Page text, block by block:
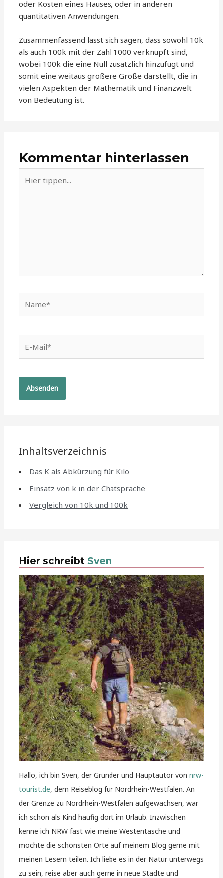
oder Kosten eines Hauses, oder in anderen
quantitativen Anwendungen.
Zusammenfassend lässt sich sagen, dass sowohl 10k
als auch 100k mit der Zahl 1000 verknüpft sind,
wobei 100k die eine Null zusätzlich hinzufügt und
somit eine weitaus größere Größe darstellt, die in
vielen Aspekten der Mathematik und Finanzwelt
von Bedeutung ist.
Kommentar hinterlassen
tippen...
Mail*
Inhaltsverzeichnis
Das K als Abkürzung für Kilo
Einsatz von k in der Chatsprache
Vergleich von 10k und 100k
Hier schreibt Sven
Hallo, ich bin Sven, der Gründer und Hauptautor vonnrw-
tourist.de, dem Reiseblog für Nordrhein-Westfalen. An
der Grenze zu Nordrhein-Westfalen aufgewachsen, war
ich schon als Kind häufig dort im Urlaub. Inzwischen
kenne ich NRW fast wie meine Westentasche und
möchte die schönsten Orte auf meinem Blog gerne mit
meinen Lesern teilen. Ich liebe es in der Natur unterwegs
zu sein, reise aber auch gerne in neue Städte und